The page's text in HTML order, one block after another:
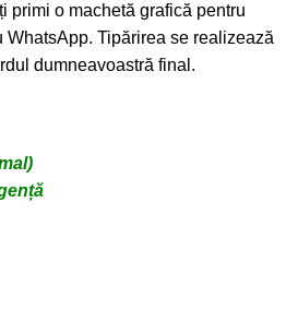
primi o machetă grafică pentru
WhatsApp. Tipărirea se realizează
dumneavoastră final.